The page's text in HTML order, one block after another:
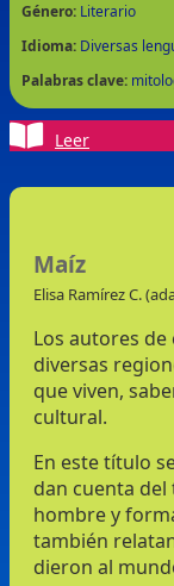
Género: Literario
Idioma: Diversas
Palabras clave:
Leer
Maíz
Elisa Ramírez C.
Los autores
diversas
que viven,
cultural.
En este título
dan cuenta
hombre y
también
dieron al